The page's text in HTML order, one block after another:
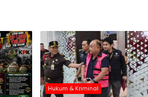
Hukum & Kriminal